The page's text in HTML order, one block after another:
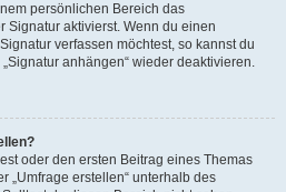
persönlichen Bereich das
Signatur aktivierst. Wenn du einen
verfassen möchtest, so kannst du
anhängen“ wieder deaktivieren.
oder den ersten Beitrag eines Themas
„Umfrage erstellen“ unterhalb des